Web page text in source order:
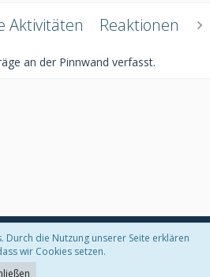
Aktivitäten Reaktionen
an der Pinnwand verfasst.
Impressum
Durch die Nutzung unserer Seite erklären
wir Cookies setzen.